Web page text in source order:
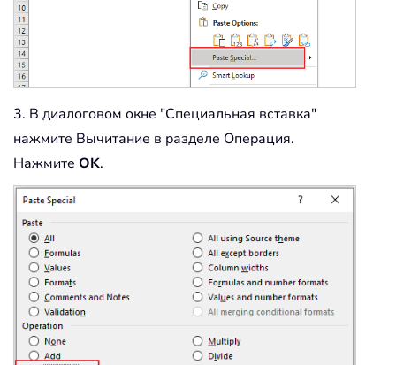
3. В диалоговом окне "Специальная вставка"
нажмите Вычитание в разделе Операция.
Нажмите OK.